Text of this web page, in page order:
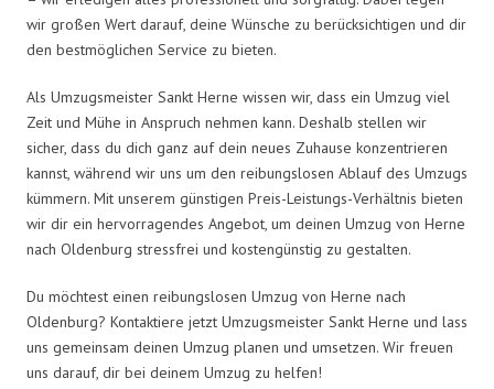
wir großen Wert darauf, deine Wünsche zu berücksichtigen und dir
den bestmöglichen Service zu bieten.
Als Umzugsmeister Sankt Herne wissen wir, dass ein Umzug viel
Zeit und Mühe in Anspruch nehmen kann. Deshalb stellen wir
sicher, dass du dich ganz auf dein neues Zuhause konzentrieren
kannst, während wir uns um den reibungslosen Ablauf des Umzugs
kümmern. Mit unserem günstigen Preis-Leistungs-Verhältnis bieten
wir dir ein hervorragendes Angebot, um deinen Umzug von Herne
nach Oldenburg stressfrei und kostengünstig zu gestalten.
Du möchtest einen reibungslosen Umzug von Herne nach
Oldenburg? Kontaktiere jetzt Umzugsmeister Sankt Herne und lass
uns gemeinsam deinen Umzug planen und umsetzen. Wir freuen
uns darauf, dir bei deinem Umzug zu helfen!